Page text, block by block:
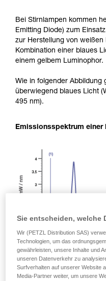
Bei Stirnlampen kommen
Emitting Diode) zum
zur Herstellung von
Kombination einer blaues
einem gelbem Luminophor.
Wie in folgender Abbildung
überwiegend blaues Licht
495 nm).
Emissionsspektrum einer
Sie entscheiden, welche
Wir (PETZL Distribution SAS)
Technologien, um das
gewährleisten, unsere Inhalte und
unseren Datenverkehr zu
Surfverhalten auf unserer Website
Media-Partner weiter, um unsere